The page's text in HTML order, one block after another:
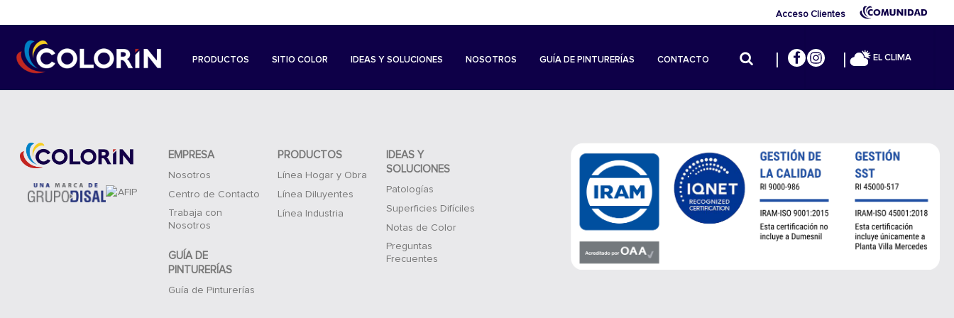
Acceso Clientes
PRODUCTOS SITIO COLOR IDEAS Y SOLUCIONES NOSOTROS GUÍA DE PINTURERÍAS CONTACTO EL CLIMA
EMPRESA
Nosotros
Centro de Contacto
Trabaja con
Nosotros
GUÍA DE
PINTURERÍAS
Guía de Pinturerías
PRODUCTOS
Línea Hogar y Obra
Línea Diluyentes
Línea Industria
IDEAS Y
SOLUCIONES
Patologías
Superficies Difíciles
Notas de Color
Preguntas
Frecuentes